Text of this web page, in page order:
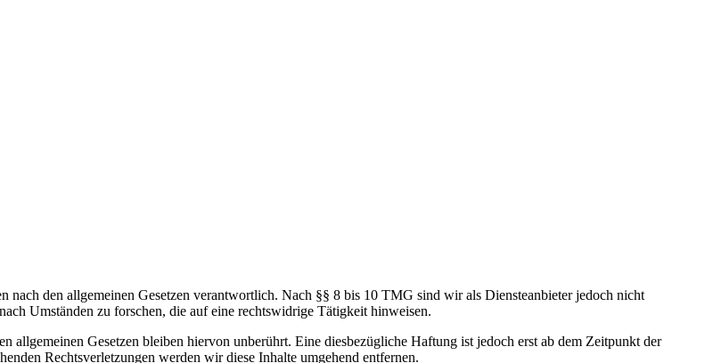
den allgemeinen Gesetzen verantwortlich. Nach §§ 8 bis 10 TMG sind wir als Diensteanbieter jedoch nicht
Umständen zu forschen, die auf eine rechtswidrige Tätigkeit hinweisen.
Gesetzen bleiben hiervon unberührt. Eine diesbezügliche Haftung ist jedoch erst ab dem Zeitpunkt der
Rechtsverletzungen werden wir diese Inhalte umgehend entfernen.